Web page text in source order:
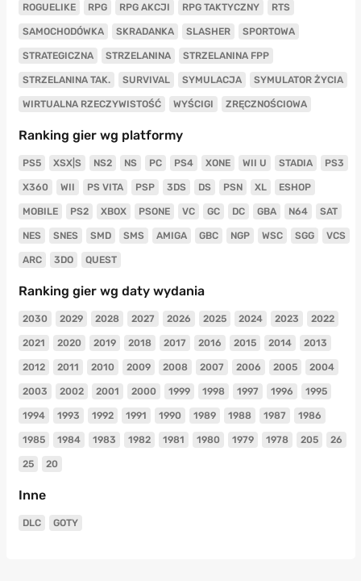
ROGUELIKE RPG RPG AKCJI RPG TAKTYCZNY RTS
SAMOCHODÓWKA SKRADANKA SLASHER SPORTOWA
STRATEGICZNA STRZELANINA STRZELANINA FPP
STRZELANINA TAK. SURVIVAL SYMULACJA SYMULATOR ŻYCIA
WIRTUALNA RZECZYWISTOŚĆ WYŚCIGI ZRĘCZNOŚCIOWA
Ranking gier wg platformy
PS5 XSX|S NS2 NS PC PS4 XONE WII U STADIA PS3
X360 WII PS VITA PSP 3DS DS PSN XL ESHOP
MOBILE PS2 XBOX PSONE VC GC DC GBA N64 SAT
NES SNES SMD SMS AMIGA GBC NGP WSC SGG VCS
ARC 3DO QUEST
Ranking gier wg daty wydania
2030 2029 2028 2027 2026 2025 2024 2023 2022
2021 2020 2019 2018 2017 2016 2015 2014 2013
2012 2011 2010 2009 2008 2007 2006 2005 2004
2003 2002 2001 2000 1999 1998 1997 1996 1995
1994 1993 1992 1991 1990 1989 1988 1987 1986
1985 1984 1983 1982 1981 1980 1979 1978 205 26
25 20
Inne
DLC GOTY